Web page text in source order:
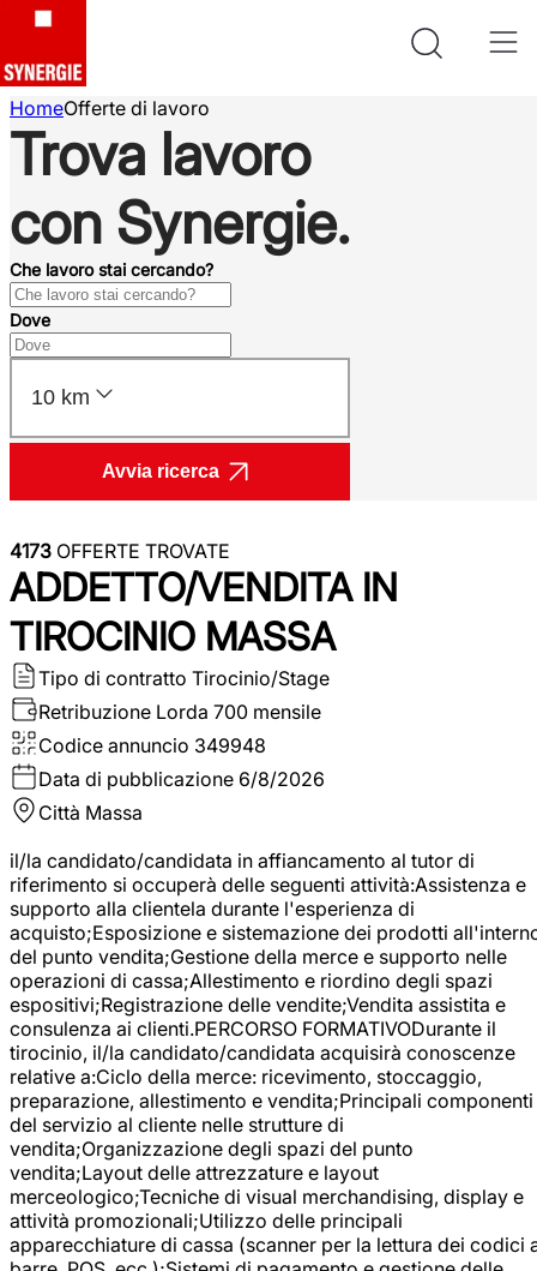
HomeOfferte di lavoro
Trova lavoro
con Synergie.
Che lavoro stai cercando?
Dove
10 km
Avvia ricerca
4173 OFFERTE TROVATE
ADDETTO/VENDITA IN
TIROCINIO MASSA
Tipo di contratto Tirocinio/Stage
Retribuzione Lorda 700 mensile
Codice annuncio 349948
Data di pubblicazione 6/8/2026
Città Massa
il/la candidato/candidata in affiancamento al tutor di
riferimento si occuperà delle seguenti attività:Assistenza e
supporto alla clientela durante l'esperienza di
acquisto;Esposizione e sistemazione dei prodotti
del punto vendita;Gestione della merce e supporto nelle
operazioni di cassa;Allestimento e riordino degli spazi
espositivi;Registrazione delle vendite;Vendita assistita e
consulenza ai clienti.PERCORSO FORMATIVODurante il
tirocinio, il/la candidato/candidata acquisirà conoscenze
relative a:Ciclo della merce: ricevimento, stoccaggio,
preparazione, allestimento e vendita;Principali componenti
del servizio al cliente nelle strutture di
vendita;Organizzazione degli spazi del punto
vendita;Layout delle attrezzature e layout
merceologico;Tecniche di visual merchandising, display e
attività promozionali;Utilizzo delle principali
apparecchiature di cassa (scanner per la lettura dei codici